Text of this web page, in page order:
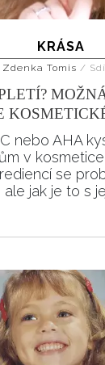
KRÁSA
Zdenka Tomis /
nebo AHA
v
se
jak je to s